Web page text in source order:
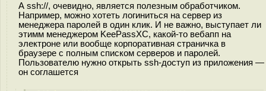
А ssh://, очевидно, является полезным обработчиком.
Например, можно хотеть логиниться на сервер из
менеджера паролей в один клик. И не важно, выступает ли
этимм менеджером KeePassXC, какой-то вебапп на
электроне или вообще корпоративная страничка в
браузере с полным списком серверов и паролей.
Пользователю нужно открыть ssh-доступ из приложения —
он соглашется